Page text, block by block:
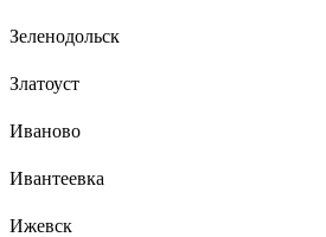
Зеленодольск
Златоуст
Иваново
Ивантеевка
Ижевск